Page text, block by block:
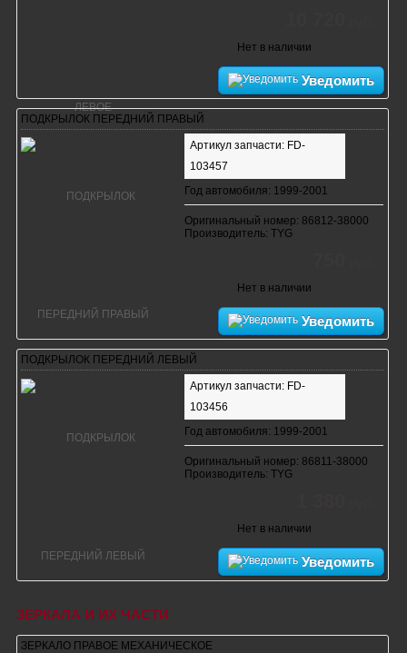
Нет в наличии
Уведомить
ПОДКРЫЛОК ПЕРЕДНИЙ ПРАВЫЙ
Артикул запчасти: FD-
103457
Год автомобиля: 1999-2001
Оригинальный номер: 86812-38000
Производитель: TYG
Нет в наличии
Уведомить
ПОДКРЫЛОК ПЕРЕДНИЙ ЛЕВЫЙ
Артикул запчасти: FD-
103456
Год автомобиля: 1999-2001
Оригинальный номер: 86811-38000
Производитель: TYG
Нет в наличии
Уведомить
ЗЕРКАЛА И ИХ ЧАСТИ
ЗЕРКАЛО ПРАВОЕ МЕХАНИЧЕСКОЕ